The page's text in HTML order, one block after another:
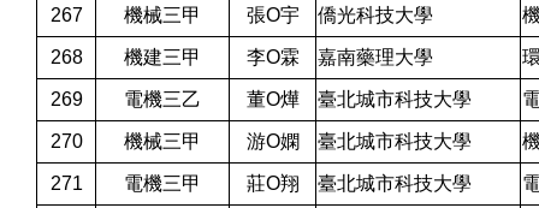
267 機械三甲 張O宇 僑光科技大學
268 機建三甲 李O霖 嘉南藥理大學
269 電機三乙 董O燁 臺北城市科技大學
270 機械三甲 游O嫻 臺北城市科技大學
271 電機三甲 莊O翔 臺北城市科技大學